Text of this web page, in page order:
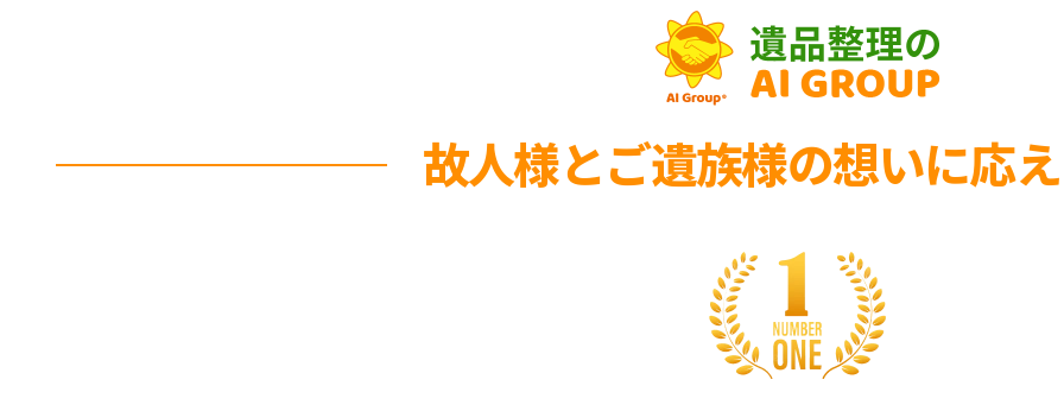
故人様とご遺族様の想いに応